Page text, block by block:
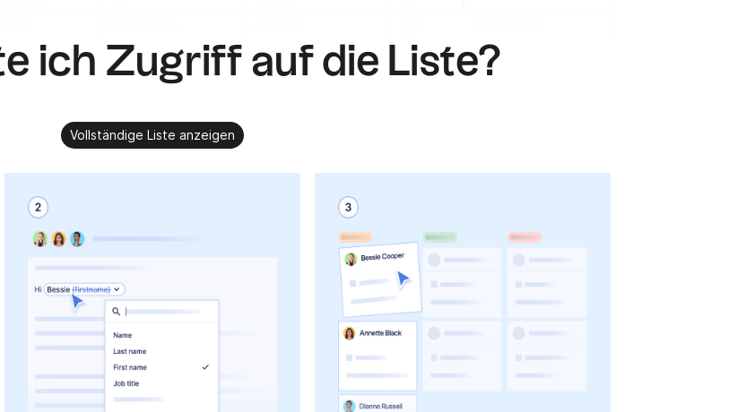
ich Zugriff auf die Liste?
Vollständige Liste anzeigen